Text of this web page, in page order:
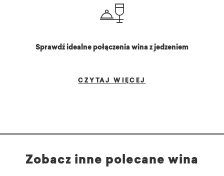
Sprawdź idealne połączenia wina z jedzeniem
CZYTAJ WIĘCEJ
Zobacz inne polecane wina